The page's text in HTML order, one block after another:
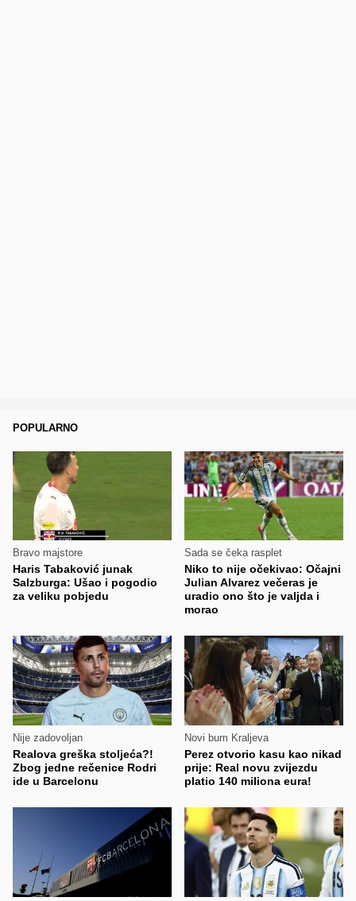
POPULARNO
Bravo majstore
Haris Tabaković junak
Salzburga: Ušao i pogodio
za veliku pobjedu
Sada se čeka rasplet
Niko to nije očekivao: Očajni
Julian Alvarez večeras je
uradio ono što je valjda i
morao
Nije zadovoljan
Realova greška stoljeća?!
Zbog jedne rečenice Rodri
ide u Barcelonu
Novi bum Kraljeva
Perez otvorio kasu kao nikad
prije: Real novu zvijezdu
platio 140 miliona eura!